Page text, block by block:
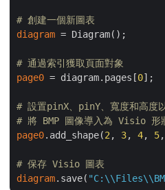
# 創建一個新圖表
diagram = Diagram();
# 通過索引獲取頁面對象
page0 = diagram.pages[0];
# 設置pinX、pinY、寬度和高度
# 將 BMP 圖像導入為 Visio 形
page0.add_shape(2 , 3, 4, 5
# 保存 Visio 圖表
diagram.save(